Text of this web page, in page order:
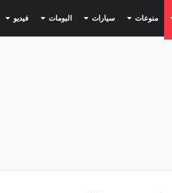
(current) منوعات (current) سيارات (current) البومات (current) فيديو (current)